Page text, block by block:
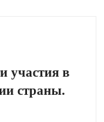
участия в
страны.